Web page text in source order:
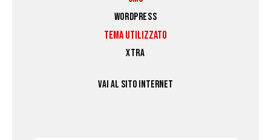
WORDPRESS
TEMA UTILIZZATO
XTRA
VAI AL SITO INTERNET